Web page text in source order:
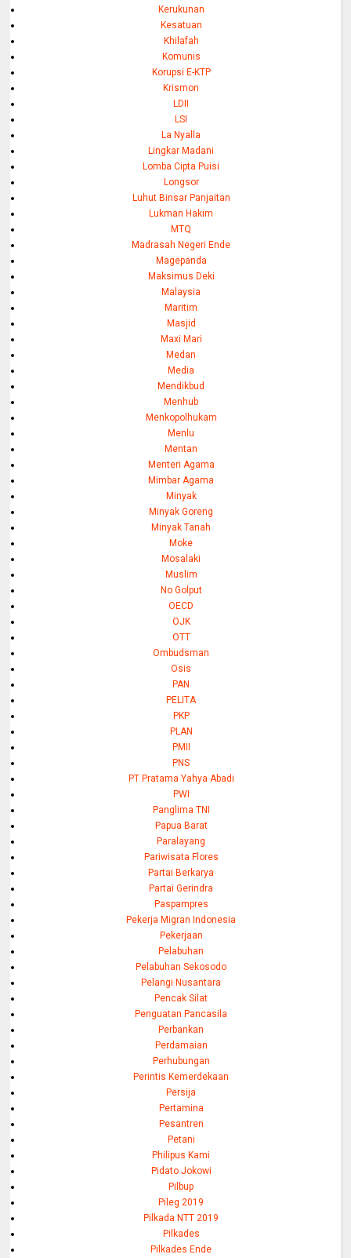
Kerukunan
Kesatuan
Khilafah
Komunis
Korupsi E-KTP
Krismon
LDII
LSI
La Nyalla
Lingkar Madani
Lomba Cipta Puisi
Longsor
Luhut Binsar Panjaitan
Lukman Hakim
MTQ
Madrasah Negeri Ende
Magepanda
Maksimus Deki
Malaysia
Maritim
Masjid
Maxi Mari
Medan
Media
Mendikbud
Menhub
Menkopolhukam
Menlu
Mentan
Menteri Agama
Mimbar Agama
Minyak
Minyak Goreng
Minyak Tanah
Moke
Mosalaki
Muslim
No Golput
OECD
OJK
OTT
Ombudsman
Osis
PAN
PELITA
PKP
PLAN
PMII
PNS
PT Pratama Yahya Abadi
PWI
Panglima TNI
Papua Barat
Paralayang
Pariwisata Flores
Partai Berkarya
Partai Gerindra
Paspampres
Pekerja Migran Indonesia
Pekerjaan
Pelabuhan
Pelabuhan Sekosodo
Pelangi Nusantara
Pencak Silat
Penguatan Pancasila
Perbankan
Perdamaian
Perhubungan
Perintis Kemerdekaan
Persija
Pertamina
Pesantren
Petani
Philipus Kami
Pidato Jokowi
Pilbup
Pileg 2019
Pilkada NTT 2019
Pilkades
Pilkades Ende